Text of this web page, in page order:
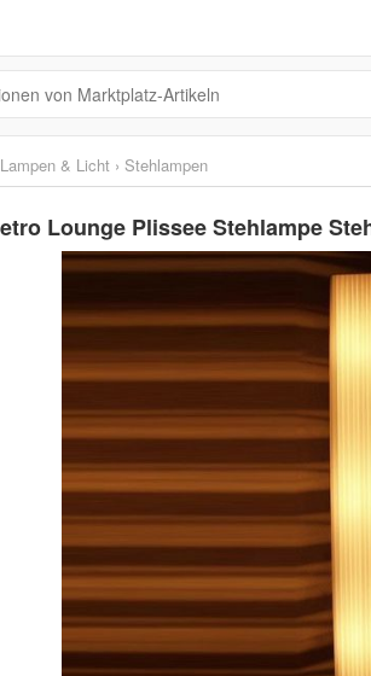
Lampen & Licht › Stehlampen
Lounge Plissee Stehlampe